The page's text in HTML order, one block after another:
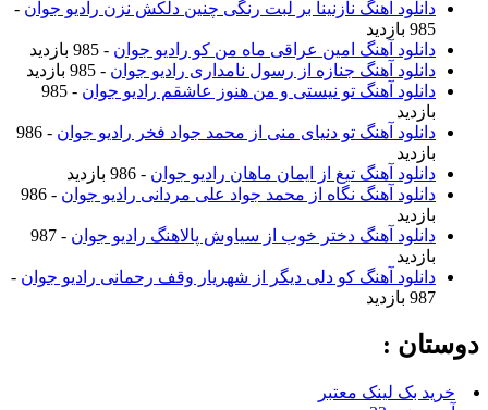
دانلود آهنگ نازنینا بر لبت رنگی چنین دلکش نزن رادیو جوان -
985 بازدید
دانلود آهنگ امین عراقی ماه من کو رادیو جوان - 985 بازدید
دانلود آهنگ جنازه از رسول نامداری رادیو جوان - 985 بازدید
دانلود آهنگ تو نیستی و من هنوز عاشقم رادیو جوان
- 985
بازدید
دانلود آهنگ تو دنیای منی از محمد جواد فخر رادیو جوان
- 986
بازدید
دانلود آهنگ تیغ از ایمان ماهان رادیو جوان - 986 بازدید
دانلود آهنگ نگاه از محمد جواد علی مردانی رادیو جوان
- 986
بازدید
دانلود آهنگ دختر خوب از سیاوش پالاهنگ رادیو جوان
- 987
بازدید
دانلود آهنگ کو دلی دیگر از شهریار وقف رحمانی رادیو جوان -
987 بازدید
دوستان :
خرید بک لینک معتبر